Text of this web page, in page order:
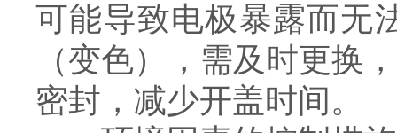
可能导致电极暴露而无
（变色），需及时更换
密封，减少开盖时间。